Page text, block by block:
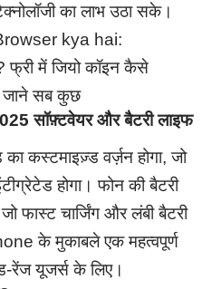
का लाभ उठा सके।
kya hai:
फ्री में जियो कॉइन कैसे
जाने सब कुछ
सॉफ़्टवेयर और बैटरी लाइफ
कस्टमाइज़्ड वर्ज़न होगा, जो
होगा। फोन की बैटरी
फास्ट चार्जिंग और लंबी बैटरी
के मुकाबले एक महत्वपूर्ण
रेंज यूजर्स के लिए।